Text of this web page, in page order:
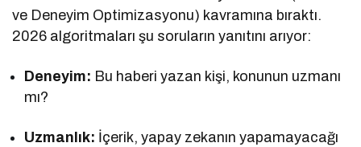
ve Deneyim Optimizasyonu) kavramına bıraktı.
2026 algoritmaları şu soruların yanıtını arıyor:
Deneyim: Bu haberi yazan kişi, konunun uzmanı
mı?
Uzmanlık: İçerik, yapay zekanın yapamayacağı